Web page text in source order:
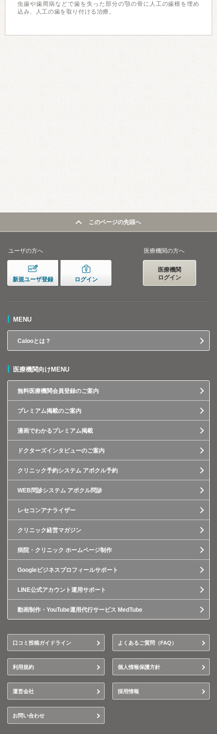
虫歯や歯周病などで歯を失った部分の顎の骨に人工の歯根を埋め
込み、人工の歯を取り付ける治療。
このページの先頭へ
ユーザの方へ
新規ユーザ登録 ログイン
医療機関の方へ
医療機関
ログイン
MENU
Calooとは？
医療機関向けMENU
無料医療機関会員登録のご案内
プレミアム掲載のご案内
漫画でわかるプレミアム掲載
ドクターズインタビューのご案内
クリニック予約システム アポクル予約
WEB問診システム アポクル問診
レセコンアナライザー
クリニック経営マガジン
病院・クリニック ホームページ制作
Googleビジネスプロフィールサポート
LINE公式アカウント運用サポート
動画制作・YouTube運用代行サービス MedTube
口コミ投稿ガイドライン よくあるご質問（FAQ）
利用規約 個人情報保護方針
運営会社 採用情報
お問い合わせ